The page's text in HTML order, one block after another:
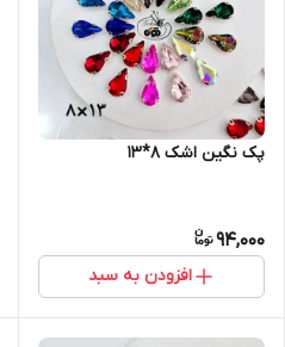
پک نگین اشک ۸*۱۳
94,000
افزودن به سبد